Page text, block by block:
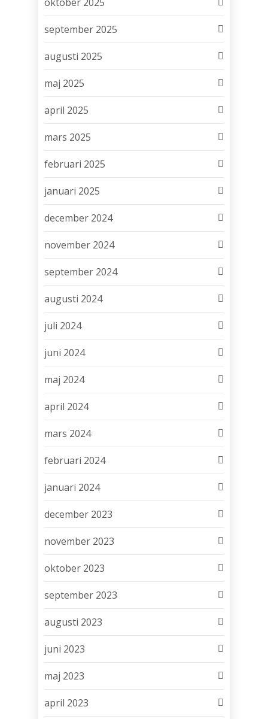
september 2025
augusti 2025
maj 2025
april 2025
mars 2025
februari 2025
januari 2025
december 2024
november 2024
september 2024
augusti 2024
juli 2024
juni 2024
maj 2024
april 2024
mars 2024
februari 2024
januari 2024
december 2023
november 2023
oktober 2023
september 2023
augusti 2023
juni 2023
maj 2023
april 2023